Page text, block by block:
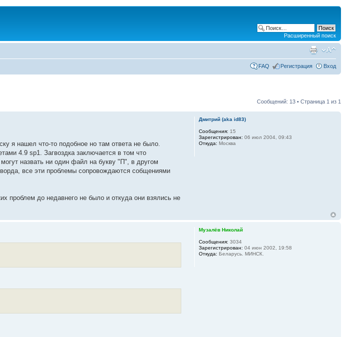
Расширенный поиск
FAQ Регистрация Вход
Сообщений: 13 • Страница 1 из 1
я нашел что-то подобное но там ответа не было.
4.9 sp1. Загвоздка заключается в том что
назвать ни один файл на букву "П", в другом
все эти проблемы сопровождаются собщениями
проблем до недавнего не было и откуда они взялись не
Дмитрий (aka id83)
Сообщения: 15
Зарегистрирован: 06 июл 2004, 09:43
Откуда: Москва
Музалёв Николай
Сообщения: 3034
Зарегистрирован: 04 июн 2002, 19:58
Откуда: Беларусь. МИНСК.